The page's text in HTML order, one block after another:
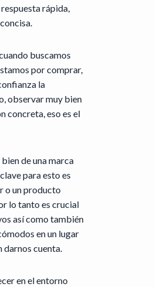
rápida,
buscamos
por comprar,
la
observar muy bien
concreta, eso es el
de una marca
para esto es
o un producto
lo tanto es crucial
así como también
en un lugar
darnos cuenta.
en el entorno